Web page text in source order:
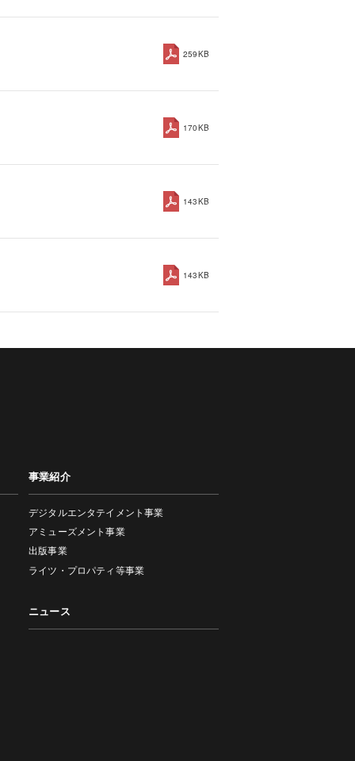
259KB
170KB
143KB
143KB
事業紹介
デジタルエンタテイメント事業
アミューズメント事業
出版事業
ライツ・プロパティ等事業
ニュース